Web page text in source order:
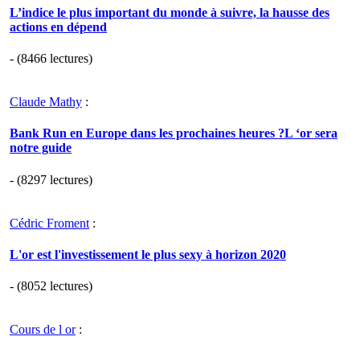
L’indice le plus important du monde à suivre, la hausse des
actions en dépend
- (8466 lectures)
Claude Mathy :
Bank Run en Europe dans les prochaines heures ?L ‘or sera
notre guide
- (8297 lectures)
Cédric Froment :
L'or est l'investissement le plus sexy à horizon 2020
- (8052 lectures)
Cours de l or: